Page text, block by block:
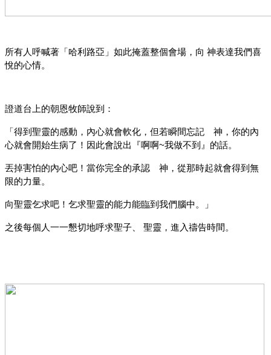
所有人呼喊著「哈利路亞」如此掩蓋整個會場，向 神表達我們喜
悅的心情。
證道台上的朝恩牧師說到：
「得到聖靈的感動，內心就會軟化，但若瞬間忘記 神，你的內
心就會開始生病了！因此會說出『啊啊~我做不到』的話。
丟掉害怕的內心吧！當你完全的承認 神，從那時起就會得到無
限的力量。
向聖靈乞求吧！乞求聖靈的能力能臨到我們腦中。」
之後每個人一一懇切地呼求聖子、 聖靈，進入禱告時間。